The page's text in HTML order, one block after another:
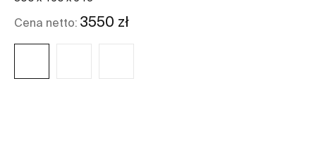
Cena netto: 3550 zł